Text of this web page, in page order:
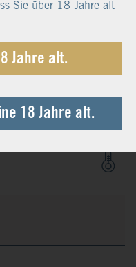
l
Sie über 18 Jahre alt
Jahre alt.
18 Jahre alt.